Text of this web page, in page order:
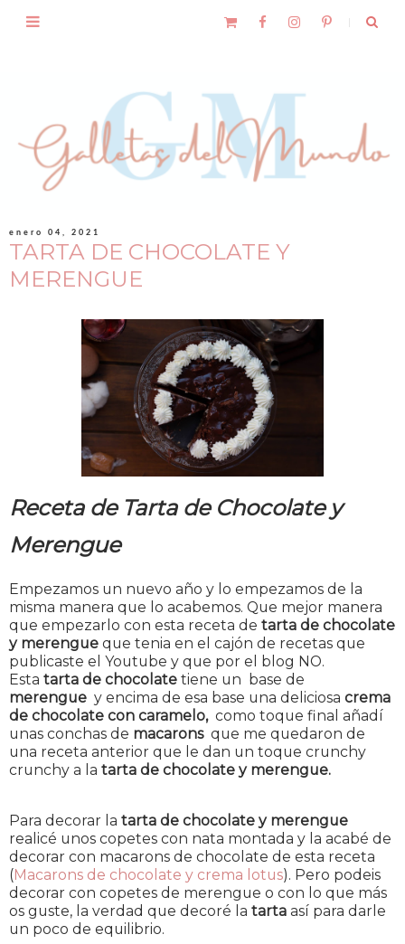
enero 04, 2021
TARTA DE CHOCOLATE Y
MERENGUE
Receta de Tarta de Chocolate y
Merengue
Empezamos un nuevo año y lo empezamos de la
misma manera que lo acabemos. Que mejor manera
que empezarlo con esta receta de tarta de chocolate
y merengue que tenia en el cajón de recetas que
publicaste el Youtube y que por el blog NO.
Esta tarta de chocolate tiene un base de
merengue y encima de esa base una deliciosa crema
de chocolate con caramelo,como toque final añadí
unas conchas de macarons que me quedaron de
una receta anterior que le dan un toque crunchy
crunchy a la tarta de chocolate y merengue.
Para decorar la tarta de chocolate y merengue
realicé unos copetes con nata montada y la acabé de
decorar con macarons de chocolate de esta receta
(Macarons de chocolate y crema lotus). Pero podeis
decorar con copetes de merengue o con lo que más
os guste, la verdad que decoré la tarta así para darle
un poco de equilibrio.